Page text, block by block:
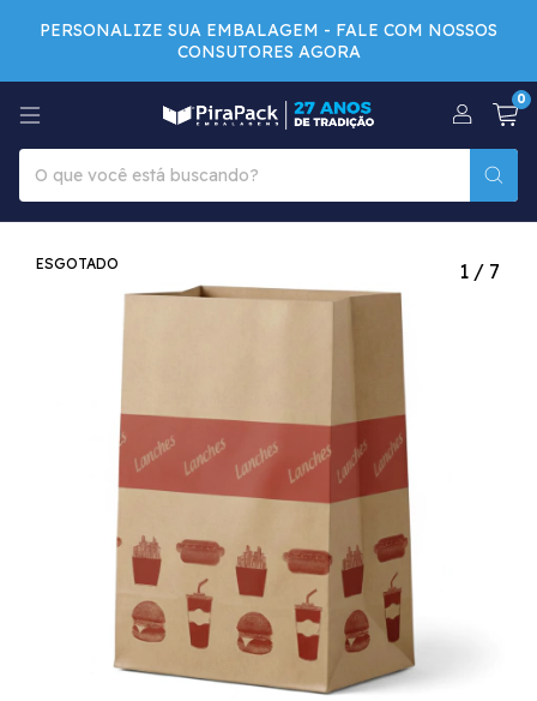
PERSONALIZE SUA EMBALAGEM - FALE COM NOSSOS
CONSUTORES AGORA
0
ESGOTADO 1 / 7